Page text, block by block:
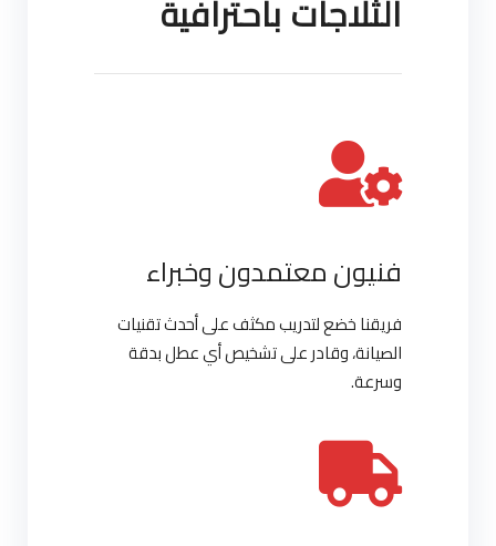
الثلاجات باحترافية
فنيون معتمدون وخبراء
فريقنا خضع لتدريب مكثف على أحدث تقنيات
الصيانة، وقادر على تشخيص أي عطل بدقة
وسرعة.